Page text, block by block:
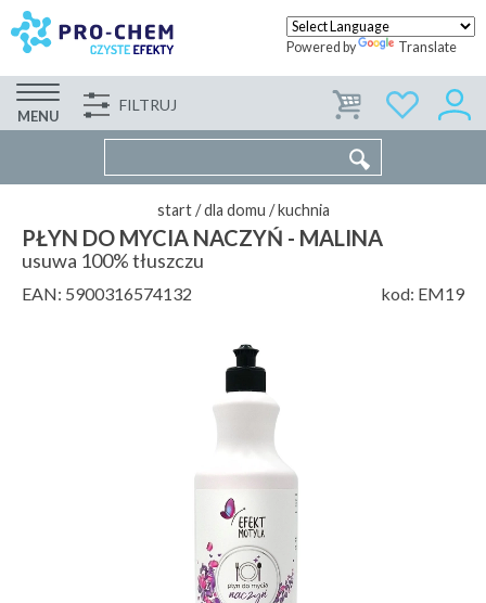
Powered by Translate
MENU
FILTRUJ WSPÓŁPRACA KONTAKT
start / dla domu / kuchnia
PŁYN DO MYCIA NACZYŃ - MALINA
usuwa 100% tłuszczu
EAN: 5900316574132 kod: EM19